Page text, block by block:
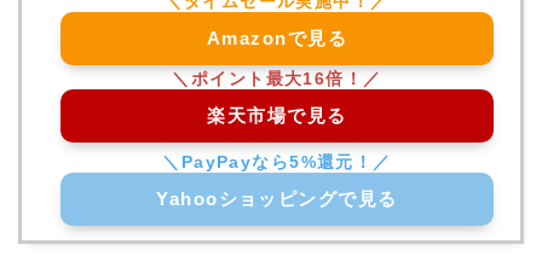
Amazonで見る
楽天市場で見る
Yahooショッピングで見る